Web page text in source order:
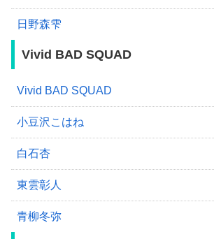
日野森雫
Vivid BAD SQUAD
Vivid BAD SQUAD
小豆沢こはね
白石杏
東雲彰人
青柳冬弥